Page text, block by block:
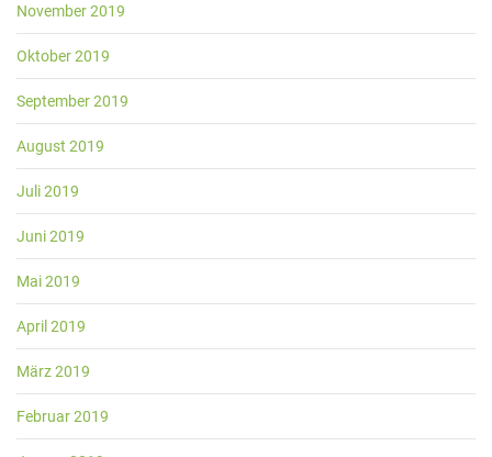
November 2019
Oktober 2019
September 2019
August 2019
Juli 2019
Juni 2019
Mai 2019
April 2019
März 2019
Februar 2019